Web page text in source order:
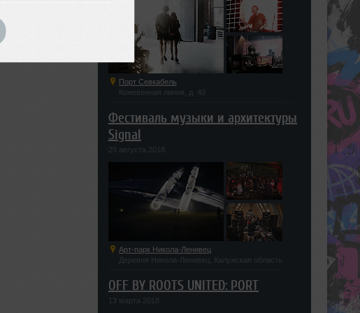
Порт Севкабель
Кожевенная линия, д. 40
Фестиваль музыки и архитектуры
Signal
29 августа 2018
Арт-парк Никола-Ленивец
Деревня Никола-Ленивец, Калужская область
OFF BY ROOTS UNITED: PORT
13 марта 2018